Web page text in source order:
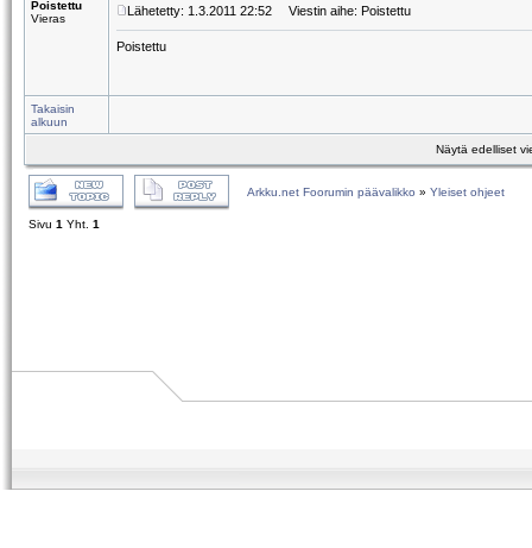
Poistettu
Vieras
Lähetetty: 1.3.2011 22:52 Viestin aihe: Poistettu
Poistettu
Takaisin
alkuun
Näytä edelliset
Arkku.net Foorumin päävalikko » Yleiset ohjeet
Sivu 1 Yht. 1